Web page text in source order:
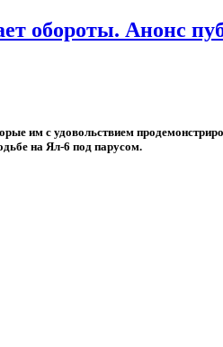
обороты. Анонс
им с удовольствием
на Ял-6 под парусом.